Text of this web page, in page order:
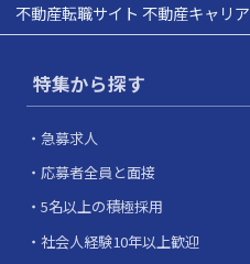
不動産転職サイト 不動産キャリア
特集から探す
急募求人
応募者全員と面接
5名以上の積極採用
社会人経験10年以上歓迎